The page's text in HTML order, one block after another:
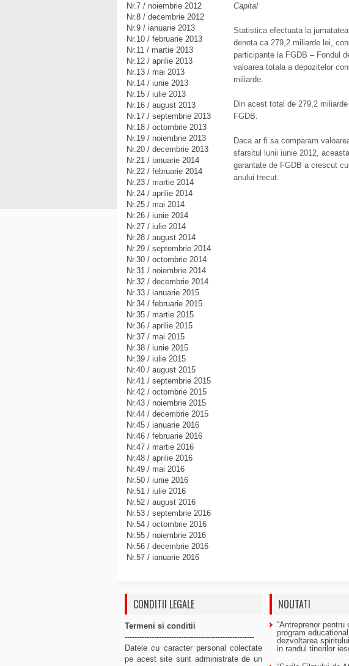
Capital
Statistica efectuata la
denota ca 279,2 miliarde lei,
participante la FGDB – Fondul
valoarea totala a depozitelor
miliarde.
Din acest total de 279,2
FGDB.
Daca ar fi sa comparam
sfarsitul lunii iunie 2012,
garantate de FGDB a crescut
anului trecut.
Nr.7 / noiembrie 2012
Nr.8 / decembrie 2012
Nr.9 / ianuarie 2013
Nr.10 / februarie 2013
Nr.11 / martie 2013
Nr.12 / aprilie 2013
Nr.13 / mai 2013
Nr.14 / iunie 2013
Nr.15 / iulie 2013
Nr.16 / august 2013
Nr.17 / septembrie 2013
Nr.18 / octombrie 2013
Nr.19 / noiembrie 2013
Nr.20 / decembrie 2013
Nr.21 / ianuarie 2014
Nr.22 / februarie 2014
Nr.23 / martie 2014
Nr.24 / aprilie 2014
Nr.25 / mai 2014
Nr.26 / iunie 2014
Nr.27 / iulie 2014
Nr.28 / august 2014
Nr.29 / septembrie 2014
Nr.30 / octombrie 2014
Nr.31 / noiembrie 2014
Nr.32 / decembrie 2014
Nr.33 / ianuarie 2015
Nr.34 / februarie 2015
Nr.35 / martie 2015
Nr.36 / aprilie 2015
Nr.37 / mai 2015
Nr.38 / iunie 2015
Nr.39 / iulie 2015
Nr.40 / august 2015
Nr.41 / septembrie 2015
Nr.42 / octombrie 2015
Nr.43 / noiembrie 2015
Nr.44 / decembrie 2015
Nr.45 / ianuarie 2016
Nr.46 / februarie 2016
Nr.47 / martie 2016
Nr.48 / aprilie 2016
Nr.49 / mai 2016
Nr.50 / iunie 2016
Nr.51 / iulie 2016
Nr.52 / august 2016
Nr.53 / septembrie 2016
Nr.54 / octombrie 2016
Nr.55 / noiembrie 2016
Nr.56 / decembrie 2016
Nr.57 / ianuarie 2016
CONDITII LEGALE
Termeni si conditii
-----------------------------------------------------
Datele cu caracter personal colectate
pe acest site sunt administrate de un
NOUTATI
“Antreprenor pentru
program
dezvoltarea
in randul tinerilor